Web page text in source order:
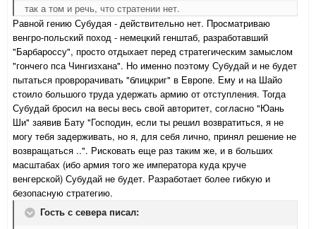
так а том и речь, что стратении нет.
Равной гению Субудая - действительно нет. Просматриваю
венгро-польский поход - немецкий генштаб, разработавший
"Барбароссу", просто отдыхает перед стратегическим замыслом
"гончего пса Чингизхана". Но именно поэтому Субудай и не будет
пытаться проврорачивать "блицкриг" в Европе. Ему и на Шайо
стоило большого труда удержать армию от отступления. Тогда
Субудай бросил на весы весь свой авторитет, согласно "Юань
Ши" заявив Бату "Господин, если ты решил возвратиться, я не
могу тебя задерживать, но я, для себя лично, принял решение не
возвращаться ..". Рисковать еще раз таким же, и в больших
масштабах (ибо армия того же императора куда круче
венгерской) Субудай не будет. Разработает более гибкую и
безопасную стратегию.
Гость с севера писал: